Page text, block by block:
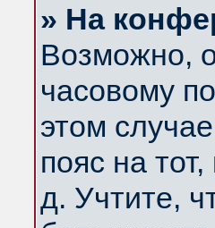
» На
Возможно,
часовому
этом
пояс на
д. Учтите,